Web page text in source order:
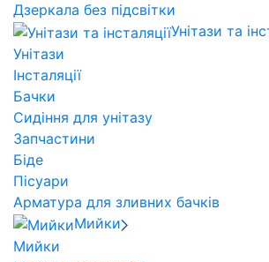
Дзеркала без підсвітки
Унітази та
Унітази
Інсталяції
Бачки
Сидіння для унітазу
Запчастини
Біде
Пісуари
Арматура для зливних бачків
Мийки
Мийки